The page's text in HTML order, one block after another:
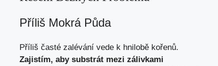
Příliš Mokrá Půda
Příliš časté zalévání vede k hnilobě kořenů.
Zajistím, aby substrát mezi zálivkami